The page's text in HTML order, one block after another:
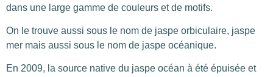
dans une large gamme de couleurs et de motifs.
On le trouve aussi sous le nom de jaspe orbiculaire, jaspe
mer mais aussi sous le nom de jaspe océanique.
En 2009, la source native du jaspe océan à été épuisée et